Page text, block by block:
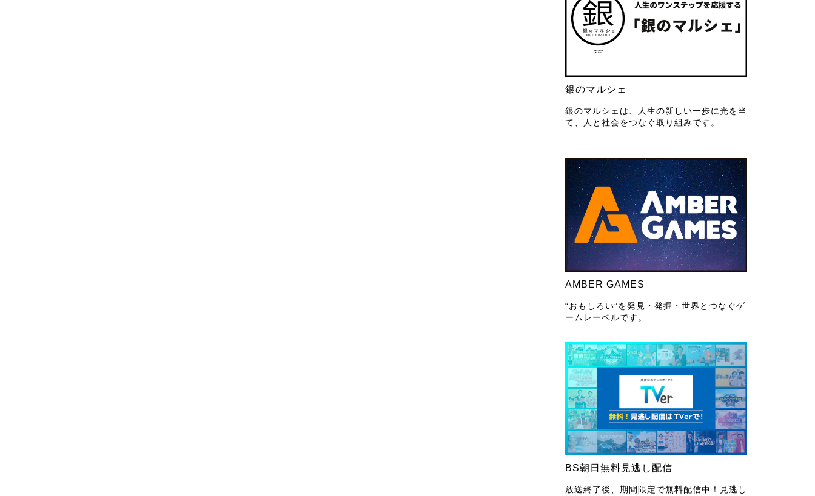
銀のマルシェ
銀のマルシェは、人生の新しい一歩に光を当
て、人と社会をつなぐ取り組みです。
AMBER GAMES
“おもしろい”を発見・発掘・世界とつなぐゲ
ームレーベルです。
BS朝日無料見逃し配信
放送終了後、期間限定で無料配信中！見逃し